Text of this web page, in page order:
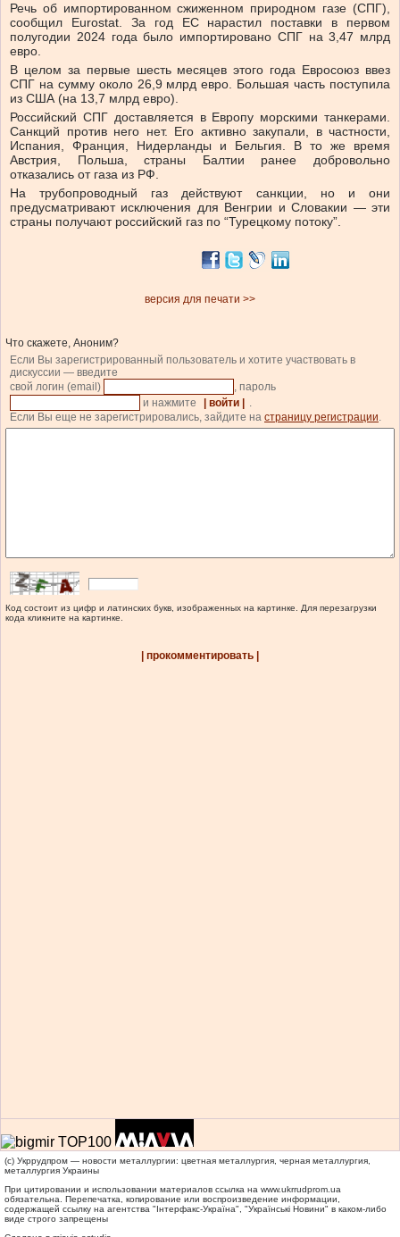
Речь об импортированном сжиженном природном газе (СПГ),
сообщил Eurostat. За год ЕС нарастил поставки в первом
полугодии 2024 года было импортировано СПГ на 3,47 млрд
евро.
В целом за первые шесть месяцев этого года Евросоюз ввез
СПГ на сумму около 26,9 млрд евро. Большая часть поступила
из США (на 13,7 млрд евро).
Российский СПГ доставляется в Европу морскими танкерами.
Санкций против него нет. Его активно закупали, в частности,
Испания, Франция, Нидерланды и Бельгия. В то же время
Австрия, Польша, страны Балтии ранее добровольно
отказались от газа из РФ.
На трубопроводный газ действуют санкции, но и они
предусматривают исключения для Венгрии и Словакии — эти
страны получают российский газ по “Турецкому потоку”.
версия для печати >>
Что скажете, Аноним?
Если Вы зарегистрированный пользователь и хотите участвовать в
дискуссии — введите
свой логин (email)
, пароль
и нажмите
| войти |
.
Если Вы еще не зарегистрировались, зайдите на страницу регистрации.
Код состоит из цифр и латинских букв, изображенных на картинке. Для перезагрузки
кода кликните на картинке.
| прокомментировать |
(c) Укррудпром — новости металлургии: цветная металлургия, черная металлургия,
металлургия Украины
При цитировании и использовании материалов ссылка на www.ukrrudprom.ua
обязательна. Перепечатка, копирование или воспроизведение информации,
содержащей ссылку на агентства "Iнтерфакс-Україна", "Українськi Новини" в каком-либо
виде строго запрещены